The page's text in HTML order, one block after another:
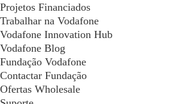
Projetos Financiados
Trabalhar na Vodafone
Vodafone Innovation Hub
Vodafone Blog
Fundação Vodafone
Contactar Fundação
Ofertas Wholesale